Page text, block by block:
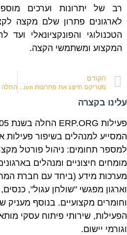
רב של יתרונות וערכים
לארגונים פתרון שלם מקצה
הטכנולוגי והפונקציונאלי
המקצוע ומשתמשי הקצה.
הקודם
מטריקס תייצג את פתרונות Rockwell Automation בישראל
עלינו בקצרה
המסייע למנהלים בשיפור פעילות
למספר תחומים: ניהול פורטל
מומחים חיצוניים ומנהלים
וארגון מפגשי "שולחן עגול",
וחומרים מקצועיים. בנוסף
הפעילות, שירותי פיתוח עסקי
וגורמי יישום.